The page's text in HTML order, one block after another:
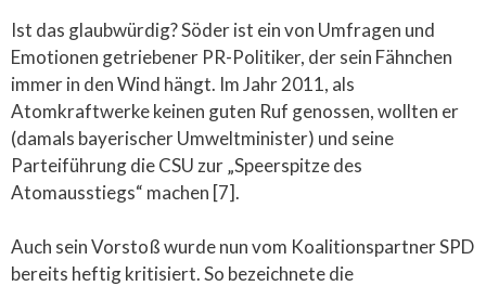
Ist das glaubwürdig? Söder ist ein von Umfragen und
Emotionen getriebener PR-Politiker, der sein Fähnchen
immer in den Wind hängt. Im Jahr 2011, als
Atomkraftwerke keinen guten Ruf genossen, wollten er
(damals bayerischer Umweltminister) und seine
Parteiführung die CSU zur „Speerspitze des
Atomausstiegs“ machen [7].
Auch sein Vorstoß wurde nun vom Koalitionspartner SPD
bereits heftig kritisiert. So bezeichnete die